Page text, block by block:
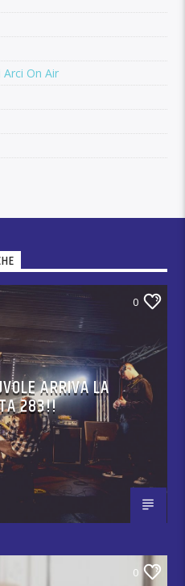
On Air
0
ARRIVA LA
283!!
0